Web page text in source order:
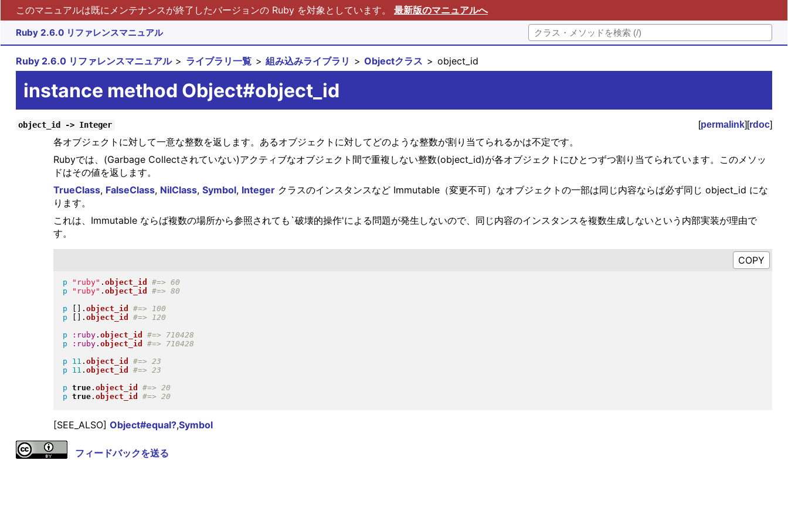
このマニュアルは既にメンテナンスが終了したバージョンの Ruby を対象としています。 最新版のマニュアルへ
Ruby 2.6.0 リファレンスマニュアル
Ruby 2.6.0 リファレンスマニュアル ライブラリ一覧 組み込みライブラリ Objectクラス object_id
instance method Object#object_id
object_id -> Integer [permalink][rdoc]
各オブジェクトに対して一意な整数を返します。あるオブジェクトに対してどのような整数が割り当てられるかは不定です。
Rubyでは、(Garbage Collectされていない)アクティブなオブジェクト間で重複しない整数(object_id)が各オブジェクトにひとつずつ割り当てられています。このメソッ
ドはその値を返します。
TrueClass, FalseClass, NilClass, Symbol, Integerクラスのインスタンスなど Immutable（変更不可）なオブジェクトの一部は同じ内容ならば必ず同じ object_id にな
ります。
これは、Immutable ならば複数の場所から参照されても`破壊的操作'による問題が発生しないので、同じ内容のインスタンスを複数生成しないという内部実装が理由で
す。
p " ruby" . object_id
p
" ruby" . object_id
p
. object_id
p
. object_id
p
:ruby. object_id
p
:ruby. object_id
p
11 . object_id
p
11 . object_id
p true. object_id
p true. object_id
[SEE_ALSO] Object#equal?,Symbol
フィードバックを送る